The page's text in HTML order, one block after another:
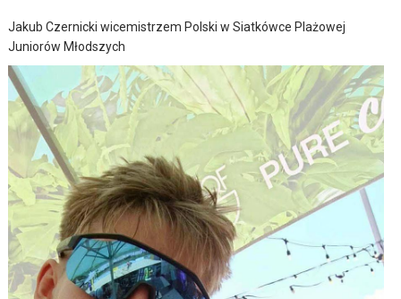
Jakub Czernicki wicemistrzem Polski w Siatkówce Plażowej
Juniorów Młodszych